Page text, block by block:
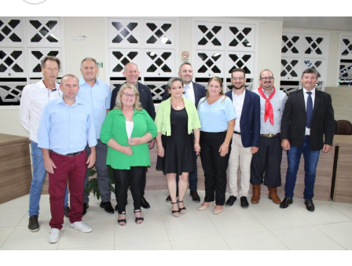
Serviço:
Colheita de Uvas de Mesa (sem igual)
Variedades: Isis, Núbia, Vitória, Melodia, Benitaka, Rubis,
Rainha Itália e Bananinha Itália.
Onde: Frutícola e Viveiro de Mudas Freiberger e Andrioli
Endereço: Estrada do Arroio Jaguar, Canto Canela, Alto
Feliz
Fone de contato: 51 99984.4232